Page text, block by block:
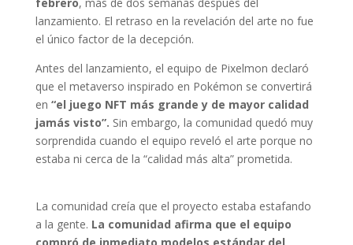
lanzamiento. El retraso en la revelación del arte no fue
el único factor de la decepción.
Antes del lanzamiento, el equipo de Pixelmon declaró
que el metaverso inspirado en Pokémon se convertirá
en “el juego NFT más grande y de mayor calidad
jamás visto”. Sin embargo, la comunidad quedó muy
sorprendida cuando el equipo reveló el arte porque no
estaba ni cerca de la “calidad más alta” prometida.
La comunidad creía que el proyecto estaba estafando
a la gente. La comunidad afirma que el equipo
compró de inmediato modelos estándar del